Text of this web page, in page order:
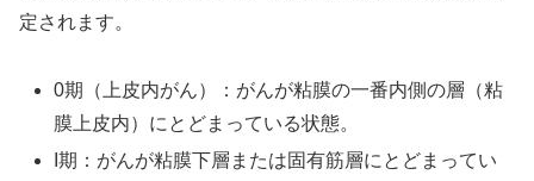
定されます。
0期（上皮内がん）：がんが粘膜の一番内側の層（粘
膜上皮内）にとどまっている状態。
I期：がんが粘膜下層または固有筋層にとどまってい